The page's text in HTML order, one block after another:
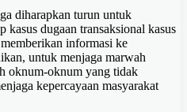
diharapkan turun untuk
kasus dugaan transaksional kasus
informasi ke
untuk menjaga marwah
oknum-oknum yang tidak
kepercayaan masyarakat